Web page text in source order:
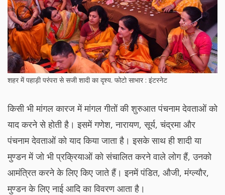
शहर में पहाड़ी परंपरा से सजी शादी का दृश्य. फोटो साभार : इंटरनेट
किसी भी मांगल कारज में मांगल गीतों की शुरुआत पंचनाम देवताओं को
याद करने से होती है। इसमें गणेश, नारायण, सूर्य, चंद्रमा और
पंचनाम देवताओं को याद किया जाता है। इसके साथ ही शादी या
मुण्डन में जो भी प्रक्रियाओं को संचालित करने वाले लोग हैं, उनको
आमंत्रित करने के लिए किए जाते हैं। इनमें पंडित, औजी, मंग्ल्यौर,
मुण्डन के लिए नाई आदि का विवरण आता है।